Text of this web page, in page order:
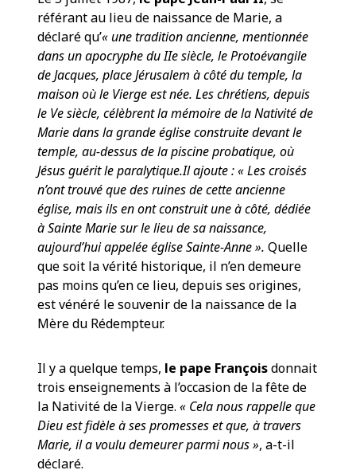
référant au lieu de naissance de Marie, a
déclaré qu’« une tradition ancienne, mentionnée
dans un apocryphe du IIe siècle, le Protoévangile
de Jacques, place Jérusalem à côté du temple, la
maison où le Vierge est née. Les chrétiens, depuis
le Ve siècle, célèbrent la mémoire de la Nativité de
Marie dans la grande église construite devant le
temple, au-dessus de la piscine probatique, où
Jésus guérit le paralytique.Il ajoute :« Les croisés
n’ont trouvé que des ruines de cette ancienne
église, mais ils en ont construit une à côté, dédiée
à Sainte Marie sur le lieu de sa naissance,
aujourd’hui appelée église Sainte-Anne ».Quelle
que soit la vérité historique, il n’en demeure
pas moins qu’en ce lieu, depuis ses origines,
est vénéré le souvenir de la naissance de la
Mère du Rédempteur.
Il y a quelque temps, le pape Françoisdonnait
trois enseignements à l’occasion de la fête de
la Nativité de la Vierge.« Cela nous rappelle que
Dieu est fidèle à ses promesses et que, à travers
Marie, il a voulu demeurer parmi nous », a-t-il
déclaré.